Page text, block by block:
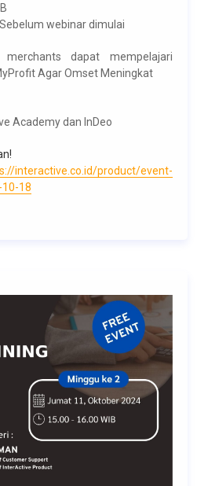
webinar dimulai
dapat mempelajari
Agar Omset Meningkat
Academy dan InDeo
interactive.co.id/product/event-
18